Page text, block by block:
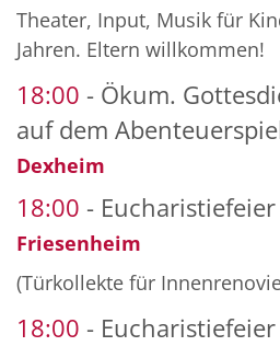
Theater, Input, Musik für
Jahren. Eltern willkommen!
18:00
Ökum.
auf dem
Dexheim
18:00 Eucharistiefeier
Friesenheim
(Türkollekte für
18:00 Eucharistiefeier